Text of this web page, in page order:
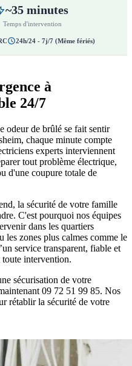
~35 minutes
Temps d'intervention
24h/24 - 7j/7 (Même fériés)
à
24/7
odeur de brûlé se fait sentir
chaque minute compte
experts interviennent
tout problème électrique,
d'une coupure totale de
la sécurité de votre famille
C'est pourquoi nos équipes
dans les quartiers
les zones plus calmes comme le
service transparent, fiable et
intervention.
sécurisation de votre
09 72 51 99 85. Nos
rétablir la sécurité de votre